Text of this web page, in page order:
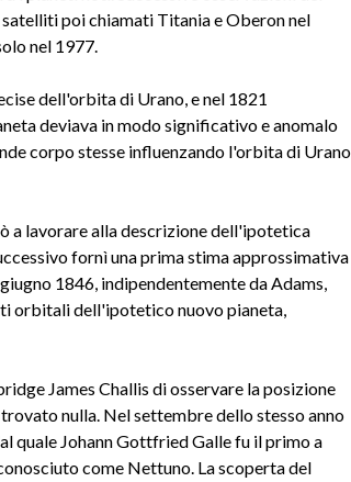
poi chiamati Titania e Oberon nel
nel 1977.
dell'orbita di Urano, e nel 1821
deviava in modo significativo e anomalo
corpo stesse influenzando l'orbita di Urano
a lavorare alla descrizione dell'ipotetica
fornì una prima stima approssimativa
1846, indipendentemente da Adams,
orbitali dell'ipotetico nuovo pianeta,
James Challis di osservare la posizione
nulla. Nel settembre dello stesso anno
quale Johann Gottfried Galle fu il primo a
come Nettuno. La scoperta del